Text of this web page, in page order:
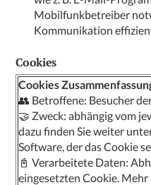
Mobilfunkbetreiber
Kommunikation
Cookies
Cookies
👥 Betroffene: Besucher
🤝 Zweck: abhängig vom
dazu finden Sie weiter
Software, der das Cookie
📓 Verarbeitete Daten:
eingesetzten Cookie.